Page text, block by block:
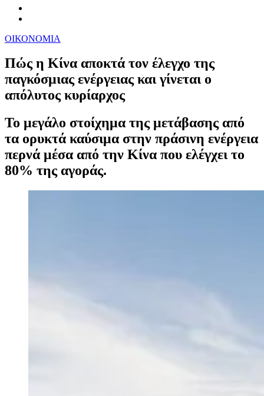
ΟΙΚΟΝΟΜΙΑ
Πώς η Κίνα αποκτά τον έλεγχο της
παγκόσμιας ενέργειας και γίνεται ο
απόλυτος κυρίαρχος
Το μεγάλο στοίχημα της μετάβασης από
τα ορυκτά καύσιμα στην πράσινη ενέργεια
περνά μέσα από την Κίνα που ελέγχει το
80% της αγοράς.